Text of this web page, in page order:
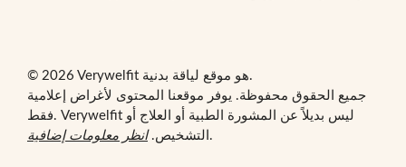
© 2026 Verywelfit هو موقع لياقة بدنية.
جميع الحقوق محفوظة. يوفر موقعنا المحتوى لأغراض إعلامية
فقط. Verywelfit ليس بديلاً عن المشورة الطبية أو العلاج أو
التشخيص.انظر معلومات إضافية .